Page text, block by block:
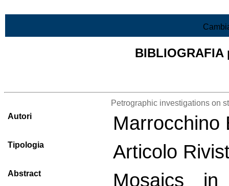
Petrographic investigations on
Autori
Marrocchino
Tipologia Articolo
Abstract
Mosaics